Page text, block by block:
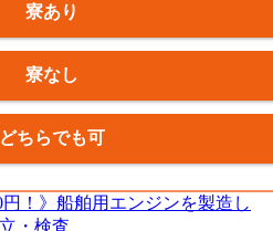
寮あり
寮なし
どちらでも可